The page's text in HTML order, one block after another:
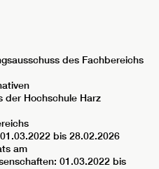
des Fachbereichs
der Hochschule Harz
bis 28.02.2026
am
01.03.2022 bis